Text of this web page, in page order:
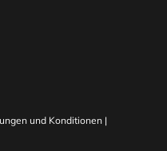
und Konditionen |